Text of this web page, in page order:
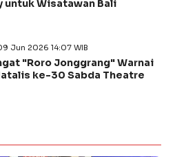
untuk Wisatawan Bali
Jun 2026 14:07 WIB
"Roro Jonggrang" Warnai
ke-30 Sabda Theatre